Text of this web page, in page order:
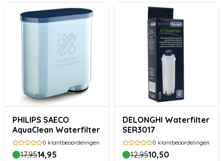
PHILIPS SAECO
AquaClean Waterfilter
0 klantbeoordelingen
17,9514,95
DELONGHI Waterfilter
SER3017
0 klantbeoordelingen
12,9510,50